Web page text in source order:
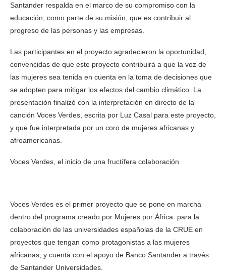
Santander respalda en el marco de su compromiso con la
educación, como parte de su misión, que es contribuir al
progreso de las personas y las empresas.
Las participantes en el proyecto agradecieron la oportunidad,
convencidas de que este proyecto contribuirá a que la voz de
las mujeres sea tenida en cuenta en la toma de decisiones que
se adopten para mitigar los efectos del cambio climático. La
presentación finalizó con la interpretación en directo de la
canción Voces Verdes, escrita por Luz Casal para este proyecto,
y que fue interpretada por un coro de mujeres africanas y
afroamericanas.
Voces Verdes, el inicio de una fructífera colaboración
Voces Verdes es el primer proyecto que se pone en marcha
dentro del programa creado por Mujeres por África para la
colaboración de las universidades españolas de la CRUE en
proyectos que tengan como protagonistas a las mujeres
africanas, y cuenta con el apoyo de Banco Santander a través
de Santander Universidades.